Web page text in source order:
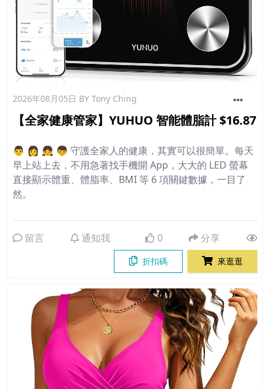
2026年08月05日 BY Tony Ching
【全家健康管家】YUHUO 智能體脂計 $16.87
👨 👩 👧 👦 守護全家人的健康，其實可以很簡單。每天
早上站上去，不用急著找手機開 App，大大的 LED 螢幕
直接顯示體重、體脂率、BMI 等 6 項關鍵數據，一目了
然。
留言 通知我 0 分享
折扣碼 來逛逛